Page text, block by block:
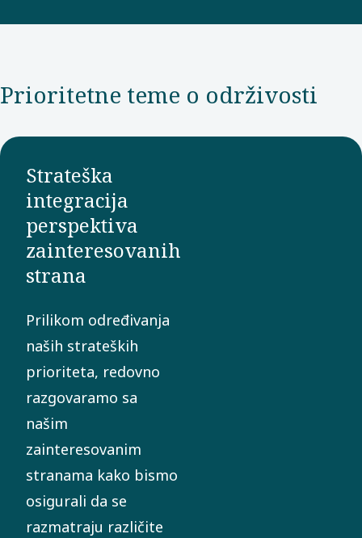
doprinosi
nekima od njih.
Prioritetne teme o održivosti
Strateška
integracija
perspektiva
zainteresovanih
strana
Prilikom određivanja
naših strateških
prioriteta, redovno
razgovaramo sa
našim
zainteresovanim
stranama kako bismo
osigurali da se
razmatraju različite